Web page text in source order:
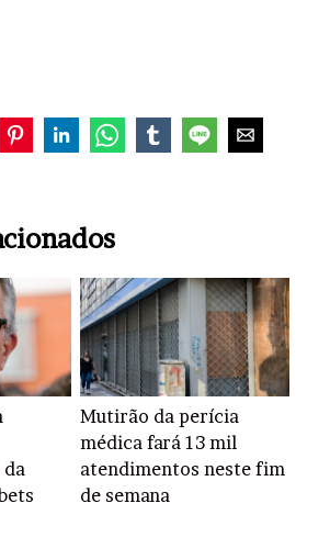
da
Mutirão da perícia
médica fará 13 mil
atendimentos neste fim
de semana